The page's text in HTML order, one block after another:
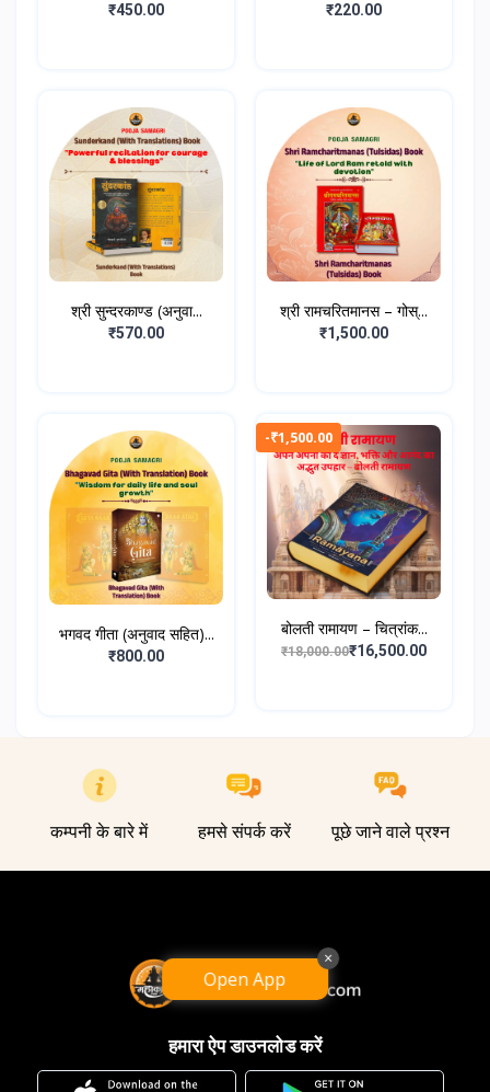
₹450.00 ₹220.00
श्री सुन्दरकाण्ड (अनुवा...
₹570.00
श्री रामचरितमानस – गोस्...
₹1,500.00
भगवद गीता (अनुवाद सहित)...
₹800.00
-₹1,500.00
बोलती रामायण – चित्रांक...
₹18,000.00₹16,500.00
कम्पनी के बारे में हमसे संपर्क करें पूछे जाने वाले प्रश्न
हमारा ऐप डाउनलोड करें
Open App
×